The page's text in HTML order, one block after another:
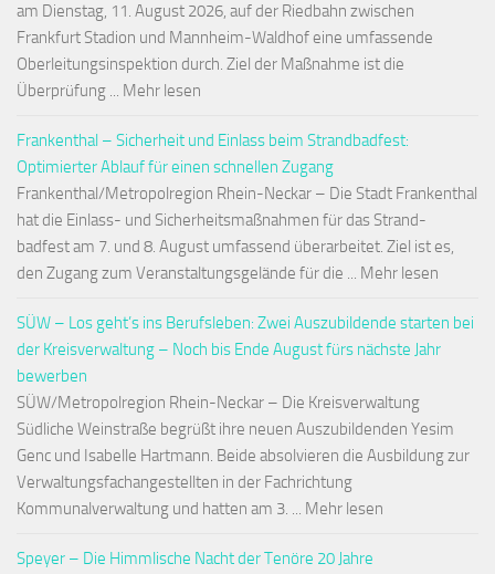
am Dienstag, 11. August 2026, auf der Riedbahn zwischen
Frankfurt Stadion und Mannheim-Waldhof eine umfassende
Oberleitungsinspektion durch. Ziel der Maßnahme ist die
Überprüfung ... Mehr lesen
Frankenthal – Sicherheit und Einlass beim Strandbadfest:
Optimierter Ablauf für einen schnellen Zugang
Frankenthal/Metropolregion Rhein-Neckar – Die Stadt Frankenthal
hat die Einlass- und Sicherheitsmaßnahmen für das Strand-
badfest am 7. und 8. August umfassend überarbeitet. Ziel ist es,
den Zugang zum Veranstaltungsgelände für die ... Mehr lesen
SÜW – Los geht’s ins Berufsleben: Zwei Auszubildende starten bei
der Kreisverwaltung – Noch bis Ende August fürs nächste Jahr
bewerben
SÜW/Metropolregion Rhein-Neckar – Die Kreisverwaltung
Südliche Weinstraße begrüßt ihre neuen Auszubildenden Yesim
Genc und Isabelle Hartmann. Beide absolvieren die Ausbildung zur
Verwaltungsfachangestellten in der Fachrichtung
Kommunalverwaltung und hatten am 3. ... Mehr lesen
Speyer – Die Himmlische Nacht der Tenöre 20 Jahre